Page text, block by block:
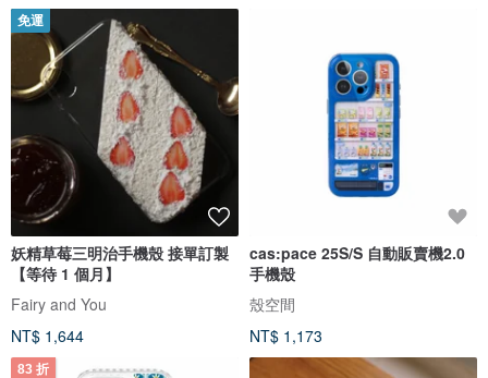
免運
妖精草莓三明治手機殼 接單訂製
【等待 1 個月】
Fairy and You
NT$ 1,644
cas:pace 25S/S 自動販賣機2.0
手機殼
殼空間
NT$ 1,173
83 折